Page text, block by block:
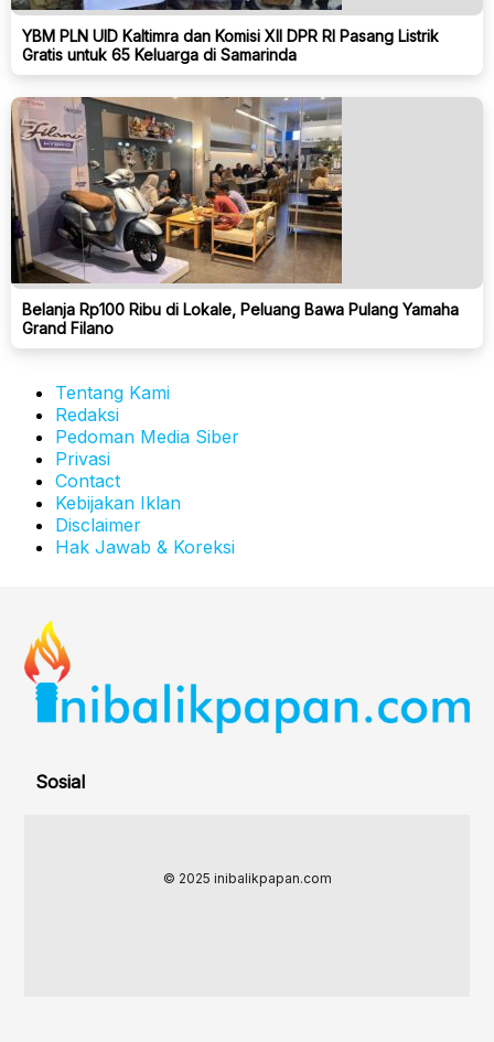
YBM PLN UID Kaltimra dan Komisi XII DPR RI Pasang Listrik
Gratis untuk 65 Keluarga di Samarinda
Belanja Rp100 Ribu di Lokale, Peluang Bawa Pulang Yamaha
Grand Filano
Tentang Kami
Redaksi
Pedoman Media Siber
Privasi
Contact
Kebijakan Iklan
Disclaimer
Hak Jawab & Koreksi
Sosial
© 2025 inibalikpapan.com